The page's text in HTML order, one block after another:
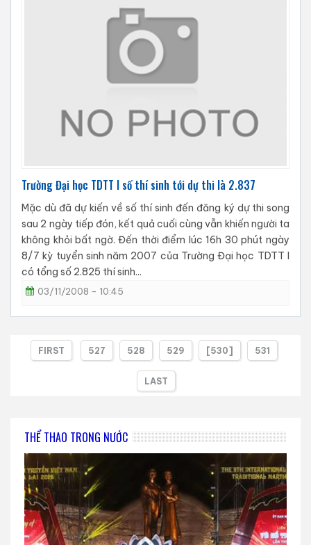
Trường Đại học TDTT I số thí sinh tới dự thi là 2.837
Mặc dù đã dự kiến về số thí sinh đến đăng ký dự thi song
sau 2 ngày tiếp đón, kết quả cuối cùng vẫn khiến người ta
không khỏi bất ngờ. Đến thời điểm lúc 16h 30 phút ngày
8/7 kỳ tuyển sinh năm 2007 của Trường Đại học TDTT I
có tổng số 2.825 thí sinh...
03/11/2008 - 10:45
FIRST 527 528 529 [530] 531
LAST
THỂ THAO TRONG NƯỚC